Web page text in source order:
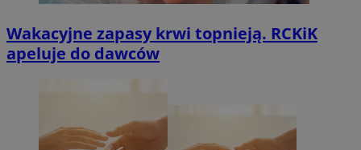
Wakacyjne zapasy krwi topnieją. RCKiK
apeluje do dawców